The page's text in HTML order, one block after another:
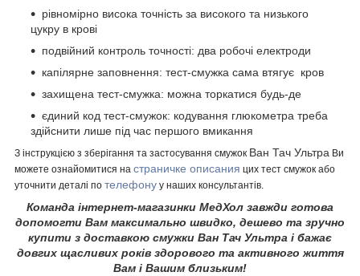
рівномірно висока точність за високого та низького
цукру в крові
подвійний контроль точності: два робочі електроди
капілярне заповнення: тест-смужка сама втягує кров
захищена тест-смужка: можна торкатися будь-де
єдиний код тест-смужок: кодування глюкометра треба
здійснити лише під час першого вмикання
З інструкцією з зберігання та застосування смужок Ван Тач Ультра Ви
можете ознайомитися на страничке описания цих тест смужок або
уточнити деталі по телефону у наших консультантів.
Команда інтернет-магазинки МедХол завжди готова
допомогти Вам максимально швидко, дешево та зручно
купити з доставкою смужки Ван Тач Ультра і бажає
довгих щасливих років здорового та активного життя
Вам і Вашим близьким!